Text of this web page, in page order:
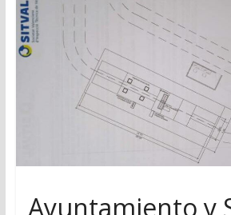
Ayuntamiento y